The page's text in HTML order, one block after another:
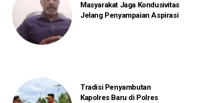
Masyarakat Jaga Kondusivitas
Jelang Penyampaian Aspirasi
Tradisi Penyambutan
Kapolres Baru di Polres